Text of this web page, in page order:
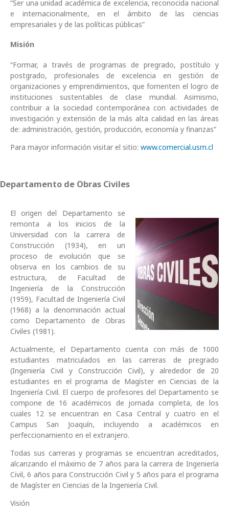
“Ser una unidad académica de excelencia, reconocida nacional
e internacionalmente, en el ámbito de las ciencias
empresariales y de las políticas públicas”
Misión
“Formar, a través de programas de pregrado, postítulo y
postgrado, profesionales de excelencia en gestión de
organizaciones y emprendimientos, que fomenten el logro de
instituciones sustentables de clase mundial. Asimismo,
contribuir a la sociedad contemporánea con actividades de
investigación y extensión de la más alta calidad en las áreas
de: administración, gestión, producción, economía y finanzas”
Para mayor información visitar el sitio: www.comercial.usm.cl
Departamento de Obras Civiles
El origen del Departamento se
remonta a los inicios de la
Universidad con la carrera de
Construcción (1934), en un
proceso de evolución que se
observa en los cambios de su
estructura, de Facultad de
Ingeniería de la Construcción
(1959), Facultad de Ingeniería Civil
(1968) a la denominación actual
como Departamento de Obras
Civiles (1981).
Actualmente, el Departamento cuenta con más de 1000
estudiantes matriculados en las carreras de pregrado
(Ingeniería Civil y Construcción Civil), y alrededor de 20
estudiantes en el programa de Magíster en Ciencias de la
Ingeniería Civil. El cuerpo de profesores del Departamento se
compone de 16 académicos de jornada completa, de los
cuales 12 se encuentran en Casa Central y cuatro en el
Campus San Joaquín, incluyendo a académicos en
perfeccionamiento en el extranjero.
Todas sus carreras y programas se encuentran acreditados,
alcanzando el máximo de 7 años para la carrera de Ingeniería
Civil, 6 años para Construcción Civil y 5 años para el programa
de Magíster en Ciencias de la Ingeniería Civil.
Visión